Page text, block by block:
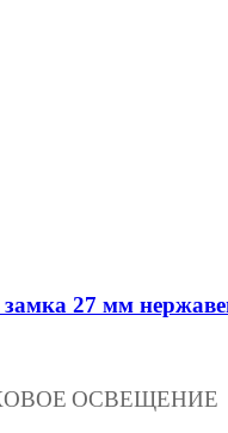
27 мм
ОСВЕЩЕНИЕ